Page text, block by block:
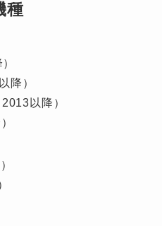
種
降）
以降）